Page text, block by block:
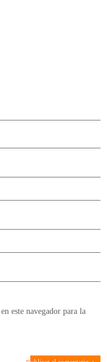
este navegador para la